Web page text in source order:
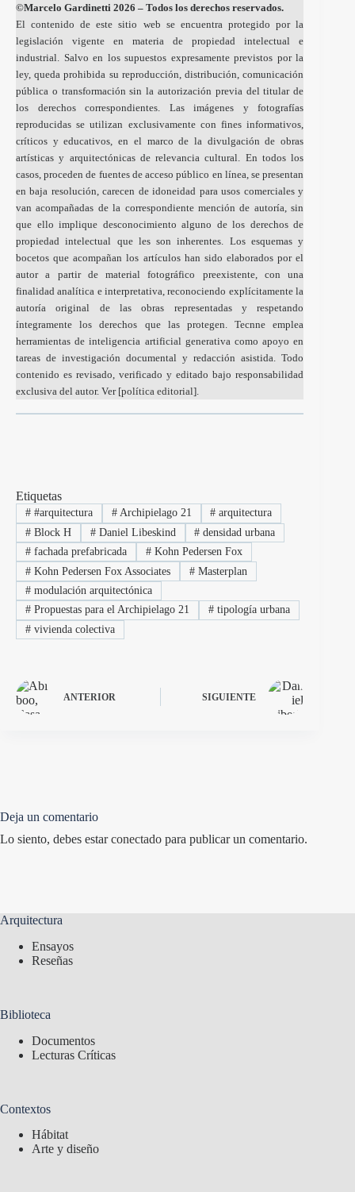
©Marcelo Gardinetti 2026 – Todos los derechos reservados.
El contenido de este sitio web se encuentra protegido por la
legislación vigente en materia de propiedad intelectual e
industrial. Salvo en los supuestos expresamente previstos por la
ley, queda prohibida su reproducción, distribución, comunicación
pública o transformación sin la autorización previa del titular de
los derechos correspondientes. Las imágenes y fotografías
reproducidas se utilizan exclusivamente con fines informativos,
críticos y educativos, en el marco de la divulgación de obras
artísticas y arquitectónicas de relevancia cultural. En todos los
casos, proceden de fuentes de acceso público en línea, se presentan
en baja resolución, carecen de idoneidad para usos comerciales y
van acompañadas de la correspondiente mención de autoría, sin
que ello implique desconocimiento alguno de los derechos de
propiedad intelectual que les son inherentes. Los esquemas y
bocetos que acompañan los artículos han sido elaborados por el
autor a partir de material fotográfico preexistente, con una
finalidad analítica e interpretativa, reconociendo explícitamente la
autoría original de las obras representadas y respetando
íntegramente los derechos que las protegen. Tecnne emplea
herramientas de inteligencia artificial generativa como apoyo en
tareas de investigación documental y redacción asistida. Todo
contenido es revisado, verificado y editado bajo responsabilidad
exclusiva del autor. Ver [política editorial].
Etiquetas
##arquitectura #Archipielago 21 # arquitectura
#Block H #Daniel Libeskind # densidad urbana
#fachada prefabricada #Kohn Pedersen Fox
#Kohn Pedersen Fox Associates #Masterplan
#modulación arquitectónica
#Propuestas para el Archipielago 21 #tipología urbana
#vivienda colectiva
ANTERIOR SIGUIENTE
Deja un comentario
Lo siento, debes estarconectado para publicar un comentario.
Arquitectura
Ensayos
Reseñas
Biblioteca
Documentos
Lecturas Críticas
Contextos
Hábitat
Arte y diseño